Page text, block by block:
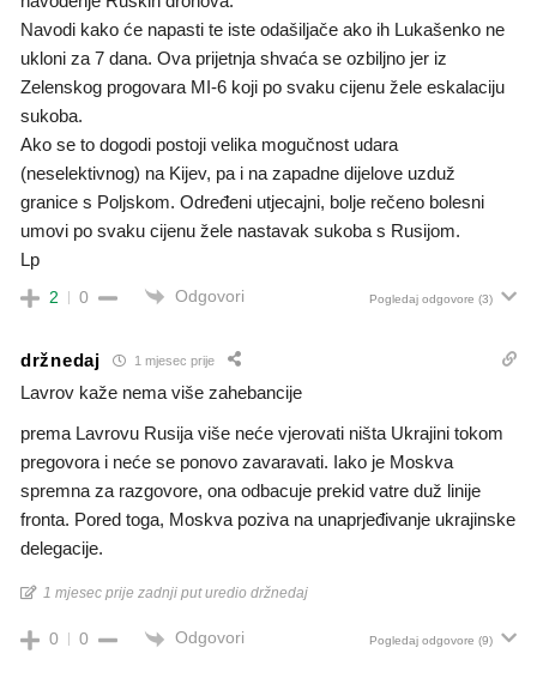
Navodi kako će napasti te iste odašiljače ako ih Lukašenko ne
ukloni za 7 dana. Ova prijetnja shvaća se ozbiljno jer iz
Zelenskog progovara MI-6 koji po svaku cijenu žele eskalaciju
sukoba.
Ako se to dogodi postoji velika mogučnost udara
(neselektivnog) na Kijev, pa i na zapadne dijelove uzduž
granice s Poljskom. Određeni utjecajni, bolje rečeno bolesni
umovi po svaku cijenu žele nastavak sukoba s Rusijom.
Lp
2 0 Odgovori Pogledaj odgovore (3)
držnedaj 1 mjesec prije
Lavrov kaže nema više zahebancije
prema Lavrovu Rusija više neće vjerovati ništa Ukrajini tokom
pregovora i neće se ponovo zavaravati. Iako je Moskva
spremna za razgovore, ona odbacuje prekid vatre duž linije
fronta. Pored toga, Moskva poziva na unaprjeđivanje ukrajinske
delegacije.
1 mjesec prije zadnji put uredio držnedaj
0 0 Odgovori Pogledaj odgovore (9)